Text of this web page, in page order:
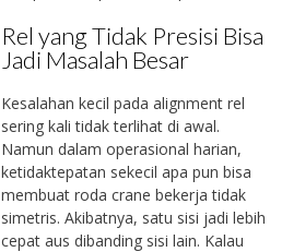
Rel yang Tidak Presisi Bisa
Jadi Masalah Besar
Kesalahan kecil pada alignment rel
sering kali tidak terlihat di awal.
Namun dalam operasional harian,
ketidaktepatan sekecil apa pun bisa
membuat roda crane bekerja tidak
simetris. Akibatnya, satu sisi jadi lebih
cepat aus dibanding sisi lain. Kalau